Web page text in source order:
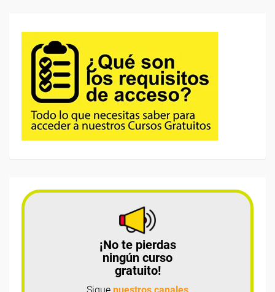
¡No te pierdas
ningún curso
gratuito!